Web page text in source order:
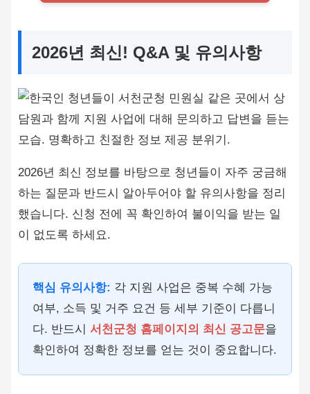
2026년 최신! Q&A 및 유의사항
2026년 최신 정보를 바탕으로 청년들이 자주 궁금해
하는 질문과 반드시 알아두어야 할 유의사항을 정리
했습니다. 신청 전에 꼭 확인하여 불이익을 받는 일
이 없도록 하세요.
핵심 유의사항: 각 지원 사업은 중복 수혜 가능
여부, 소득 및 거주 요건 등 세부 기준이 다릅니
다. 반드시 서천군청 홈페이지의 최신 공고문을
확인하여 정확한 정보를 얻는 것이 중요합니다.